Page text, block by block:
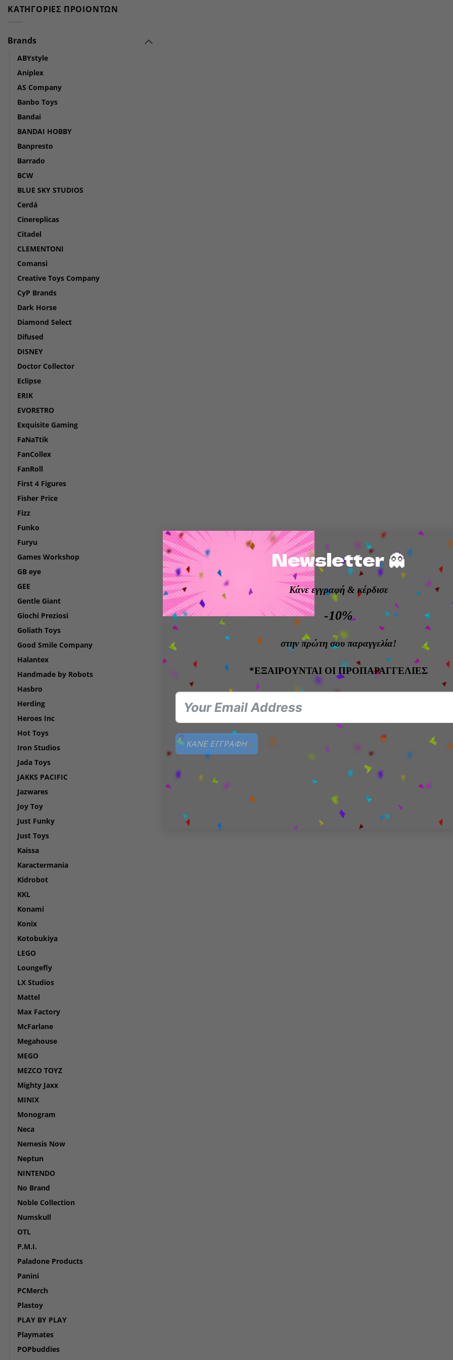
Newsletter 👻
Κάνε εγγραφή & κέρδισε
-10%
στην πρώτη σου παραγγελία!
*ΕΞΑΙΡΟΥΝΤΑΙ ΟΙ ΠΡΟΠΑΡΑΓΓΕΛΙΕΣ
ΚΑΝΕ ΕΓΓΡΑΦΗ
ΚΑΤΗΓΟΡΊΕΣ ΠΡΟΙΌΝΤΩΝ
Brands
ABYstyle
Aniplex
AS Company
Banbo Toys
Bandai
BANDAI HOBBY
Banpresto
Barrado
BCW
BLUE SKY STUDIOS
Cerdá
Cinereplicas
Citadel
CLEMENTONI
Comansi
Creative Toys Company
CyP Brands
Dark Horse
Diamond Select
Difused
DISNEY
Doctor Collector
Eclipse
ERIK
EVORETRO
Exquisite Gaming
FaNaTtik
FanCollex
FanRoll
First 4 Figures
Fisher Price
Fizz
Funko
Furyu
Games Workshop
GB eye
GEE
Gentle Giant
Giochi Preziosi
Goliath Toys
Good Smile Company
Halantex
Handmade by Robots
Hasbro
Herding
Heroes Inc
Hot Toys
Iron Studios
Jada Toys
JAKKS PACIFIC
Jazwares
Joy Toy
Just Funky
Just Toys
Kaissa
Karactermania
Kidrobot
KKL
Konami
Konix
Kotobukiya
LEGO
Loungefly
LX Studios
Mattel
Max Factory
McFarlane
Megahouse
MEGO
MEZCO TOYZ
Mighty Jaxx
MINIX
Monogram
Neca
Nemesis Now
Neptun
NINTENDO
No Brand
Noble Collection
Numskull
OTL
P.M.I.
Paladone Products
Panini
PCMerch
Plastoy
PLAY BY PLAY
Playmates
POPbuddies